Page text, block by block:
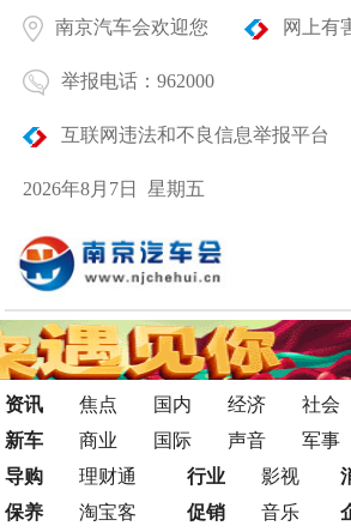
南京汽车会欢迎您 网上有
举报电话：962000
互联网违法和不良信息举报平台
2026年8月7日 星期五
资讯 焦点 国内 经济 社会
新车
商业 国际 声音 军事
导购
理财通
保养
淘宝客
行业
影视
促销
音乐